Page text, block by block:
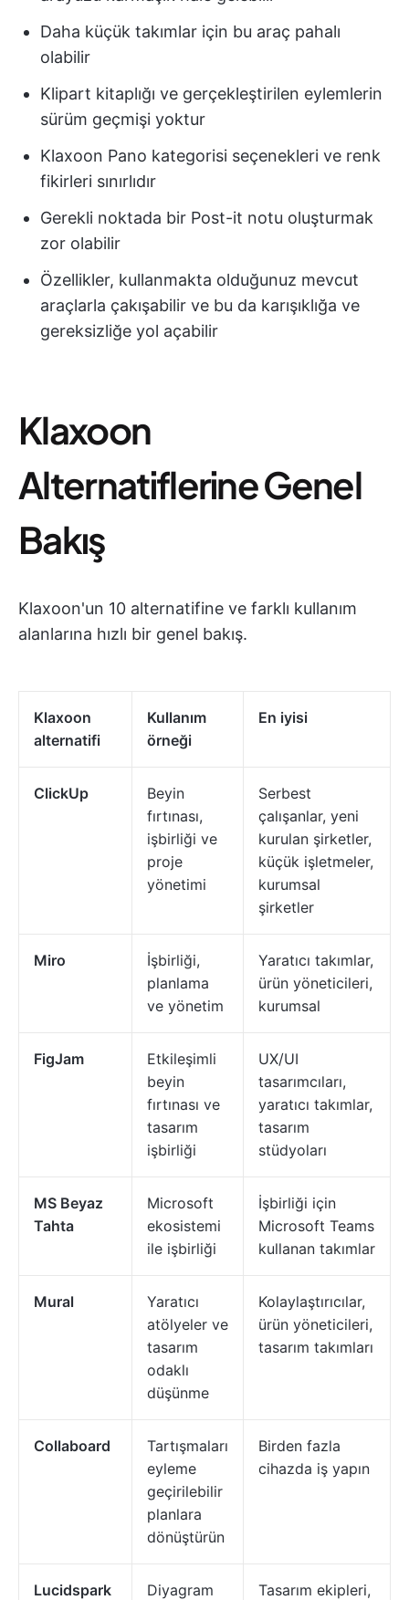
Daha küçük takımlar için bu araç pahalı
olabilir
Klipart kitaplığı ve gerçekleştirilen eylemlerin
sürüm geçmişi yoktur
Klaxoon Pano kategorisi seçenekleri ve renk
fikirleri sınırlıdır
Gerekli noktada bir Post-it notu oluşturmak
zor olabilir
Özellikler, kullanmakta olduğunuz mevcut
araçlarla çakışabilir ve bu da karışıklığa ve
gereksizliğe yol açabilir
Klaxoon
Alternatiflerine Genel
Bakış
Klaxoon'un 10 alternatifine ve farklı kullanım
alanlarına hızlı bir genel bakış.
Klaxoon
alternatifi
Kullanım
örneği
En iyisi
ClickUp
Beyin
fırtınası,
işbirliği ve
proje
yönetimi
Serbest
çalışanlar, yeni
kurulan şirketler,
küçük işletmeler,
kurumsal
şirketler
Miro
İşbirliği,
planlama
ve yönetim
Yaratıcı takımlar,
ürün yöneticileri,
kurumsal
FigJam
Etkileşimli
beyin
fırtınası ve
tasarım
işbirliği
UX/UI
tasarımcıları,
yaratıcı takımlar,
tasarım
stüdyoları
MS Beyaz
Tahta
Microsoft
ekosistemi
ile işbirliği
İşbirliği için
Microsoft Teams
kullanan takımlar
Mural
Yaratıcı
atölyeler ve
tasarım
odaklı
düşünme
Kolaylaştırıcılar,
ürün yöneticileri,
tasarım takımları
Collaboard
Tartışmaları
eyleme
geçirilebilir
planlara
dönüştürün
Birden fazla
cihazda iş yapın
Lucidspark
Diyagram
Tasarım ekipleri,